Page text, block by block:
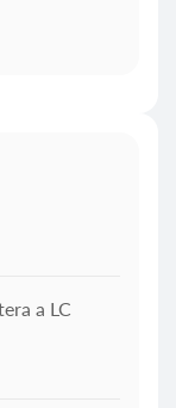
a LC